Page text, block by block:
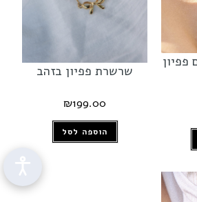
שרשרת פפיון בזהב
₪199.00
הוספה לסל